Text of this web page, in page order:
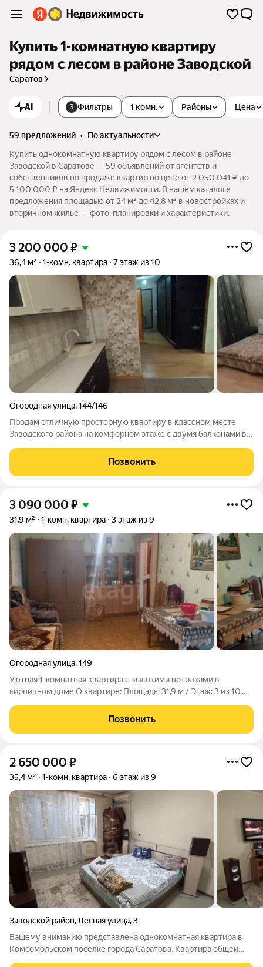
Купить 1-комнатную квартиру
рядом с лесом в районе Заводской
Саратов
AI 3 Фильтры 1 комн. Цена
Районы
59 предложений •
по актуальности
Купить однокомнатную квартиру рядом с лесом в районе
Заводской в Саратове — 59 объявлений от агентств и
собственников по продаже квартир по цене от 2 050 041 ₽ до
5 100 000 ₽ на Яндекс Недвижимости. В нашем каталоге
предложения площадью от 24 м² до 42,8 м² в новостройках и
вторичном жилье — фото, планировки и характеристики.
3 200 000 ₽
36,4 м² 1-комн. квартира 7 этаж из 10
Огородная улица,144/146
Продам отличную просторную квартиру в классном месте
Заводского района на комфорном этаже с двумя балконами,в
инфраструктура и транспортная развязка в любую точку
города! Отличное предложение для
Позвонить
3 090 000 ₽
31,9 м² 1-комн. квартира 3 этаж из 9
Огородная улица,149
Уютная 1-комнатная квартира с высокими потолками в
кирпичном доме О квартире: Площадь: 31,9 м / Этаж: 3 из 10.
гарнитур. Раздельный санузел. Особенности: высокие потолки
3 метра (создают ощущение
Позвонить
2 650 000 ₽
35,4 м² 1-комн. квартира 6 этаж из 9
Заводской район, Лесная улица,3
Вашему вниманию представлена однокомнатная квартира в
Комсомольском поселке города Саратова. Квартира общей